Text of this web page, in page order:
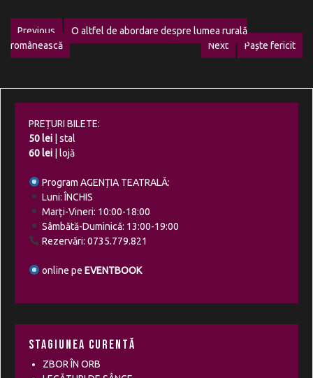
Navigare
în
Previous
Previous
O altfel de abordare despre lumea rurală
românească
Next
Next
Paște fericit
PREȚURI BILETE:
50 lei
| stal
60 lei
| lojă
Program AGENȚIA TEATRALĂ:
Luni: ÎNCHIS
Marți-Vineri: 10:00-18:00
Sâmbătă-Duminică: 13:00-19:00
Rezervări: 0735.779.821
online pe EVENTBOOK
Stagiunea curentă
ZBOR ÎN ORB